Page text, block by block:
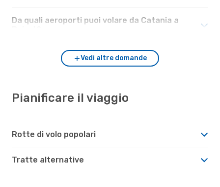
Da quali aeroporti puoi volare da Catania a
Vedi altre domande
Pianificare il viaggio
Rotte di volo popolari
Tratte alternative